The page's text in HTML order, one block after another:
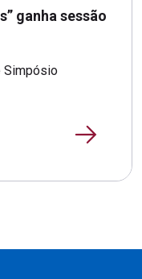
ganha sessão
Simpósio